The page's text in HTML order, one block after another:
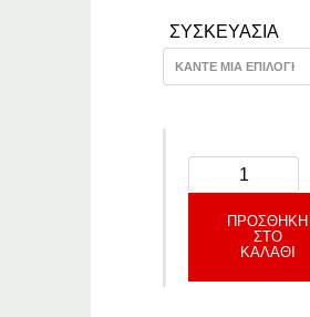
ΣΥΣΚΕΥΑΣΙΑ
ΠΡΟΣΘΉΚΗ
ΣΤΟ
ΚΑΛΆΘΙ